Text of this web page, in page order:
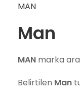
MAN
Man
MAN marka
Belirtilen Man